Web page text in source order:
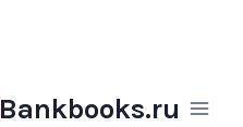
Bankbooks.ru